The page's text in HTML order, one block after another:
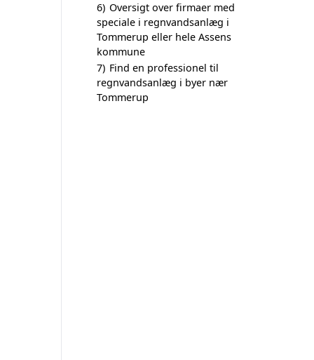
6) Oversigt over firmaer med
speciale i regnvandsanlæg i
Tommerup eller hele Assens
kommune
7) Find en professionel til
regnvandsanlæg i byer nær
Tommerup